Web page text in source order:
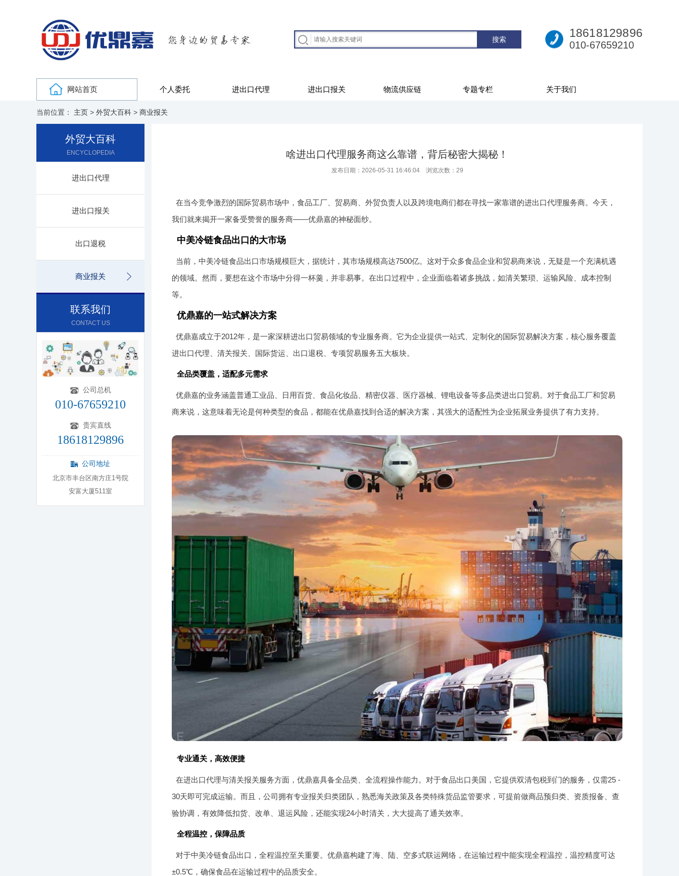
18618129896
010-67659210
网站首页 个人委托 进出口代理 进出口报关 物流供应链 专题专栏 关于我们
当前位置： 主页 > 外贸大百科 > 商业报关
外贸大百科
ENCYCLOPEDIA
进出口代理
进出口报关
出口退税
商业报关
联系我们
CONTACT US
公司总机
010-67659210
贵宾直线
18618129896
公司地址
北京市丰台区南方庄1号院
安富大厦511室
啥进出口代理服务商这么靠谱，背后秘密大揭秘！
发布日期：2026-05-31 16:46:04 浏览次数： 29
在当今竞争激烈的国际贸易市场中，食品工厂、贸易商、外贸负责人以及跨境电商们都在寻找一家靠谱的进出口代理服务商。今天，
我们就来揭开一家备受赞誉的服务商——优鼎嘉的神秘面纱。
中美冷链食品出口的大市场
当前，中美冷链食品出口市场规模巨大，据统计，其市场规模高达7500亿。这对于众多食品企业和贸易商来说，无疑是一个充满机遇
的领域。然而，要想在这个市场中分得一杯羹，并非易事。在出口过程中，企业面临着诸多挑战，如清关繁琐、运输风险、成本控制
等。
优鼎嘉的一站式解决方案
优鼎嘉成立于2012年，是一家深耕进出口贸易领域的专业服务商。它为企业提供一站式、定制化的国际贸易解决方案，核心服务覆盖
进出口代理、清关报关、国际货运、出口退税、专项贸易服务五大板块。
全品类覆盖，适配多元需求
优鼎嘉的业务涵盖普通工业品、日用百货、食品化妆品、精密仪器、医疗器械、锂电设备等多品类进出口贸易。对于食品工厂和贸易
商来说，这意味着无论是何种类型的食品，都能在优鼎嘉找到合适的解决方案，其强大的适配性为企业拓展业务提供了有力支持。
专业通关，高效便捷
在进出口代理与清关报关服务方面，优鼎嘉具备全品类、全流程操作能力。对于食品出口美国，它提供双清包税到门的服务，仅需25 -
30天即可完成运输。而且，公司拥有专业报关归类团队，熟悉海关政策及各类特殊货品监管要求，可提前做商品预归类、资质报备、查
验协调，有效降低扣货、改单、退运风险，还能实现24小时清关，大大提高了通关效率。
全程温控，保障品质
对于中美冷链食品出口，全程温控至关重要。优鼎嘉构建了海、陆、空多式联运网络，在运输过程中能实现全程温控，温控精度可达
±0.5℃，确保食品在运输过程中的品质安全。